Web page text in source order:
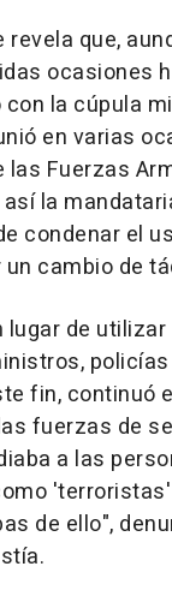
que,
ocasiones
la cúpula
en varias
Fuerzas
la
condenar el
cambio de
lugar de
fin, continuó
fuerzas de
a las
de ello",